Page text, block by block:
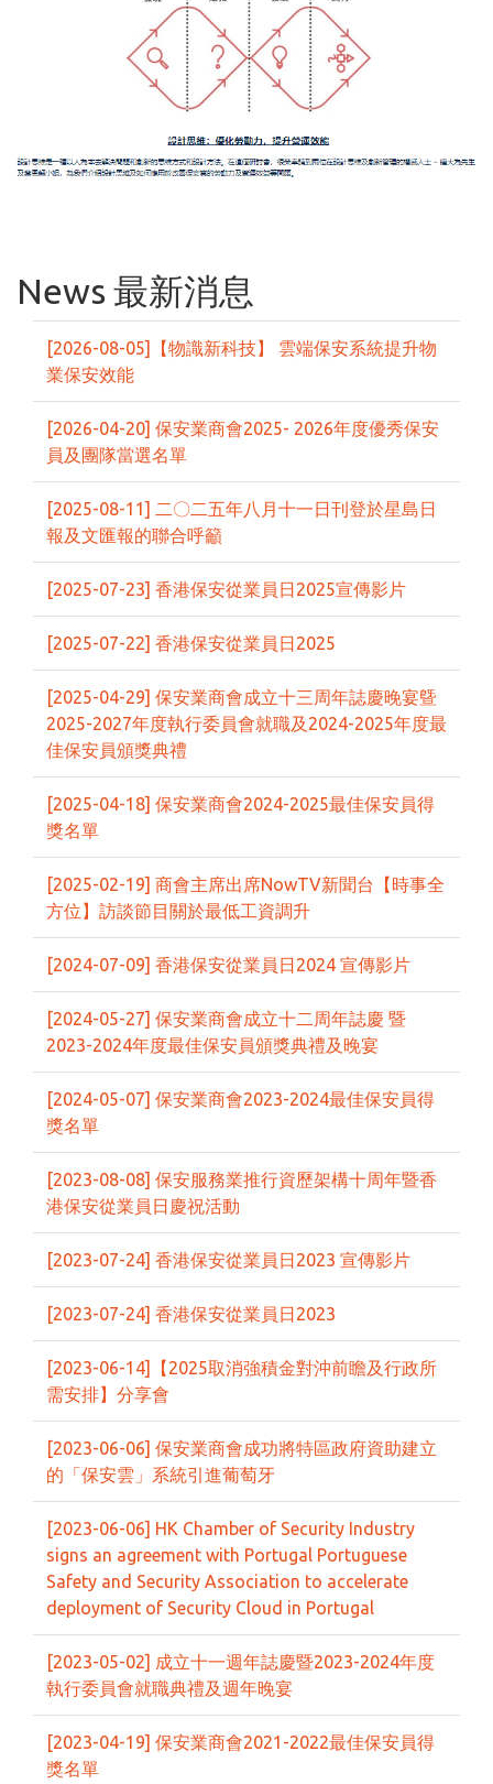
News 最新消息
[2026-08-05]【物識新科技】 雲端保安系統提升物
業保安效能
[2026-04-20] 保安業商會2025- 2026年度優秀保安
員及團隊當選名單
[2025-08-11] 二〇二五年八月十一日刊登於星島日
報及文匯報的聯合呼籲
[2025-07-23] 香港保安從業員日2025宣傳影片
[2025-07-22] 香港保安從業員日2025
[2025-04-29] 保安業商會成立十三周年誌慶晚宴曁
2025-2027年度執行委員會就職及2024-2025年度最
佳保安員頒獎典禮
[2025-04-18] 保安業商會2024-2025最佳保安員得
獎名單
[2025-02-19] 商會主席出席NowTV新聞台【時事全
方位】訪談節目關於最低工資調升
[2024-07-09] 香港保安從業員日2024 宣傳影片
[2024-05-27] 保安業商會成立十二周年誌慶 暨
2023-2024年度最佳保安員頒獎典禮及晚宴
[2024-05-07] 保安業商會2023-2024最佳保安員得
獎名單
[2023-08-08] 保安服務業推行資歷架構十周年暨香
港保安從業員日慶祝活動
[2023-07-24] 香港保安從業員日2023 宣傳影片
[2023-07-24] 香港保安從業員日2023
[2023-06-14]【2025取消強積金對沖前瞻及行政所
需安排】分享會
[2023-06-06] 保安業商會成功將特區政府資助建立
的「保安雲」系統引進葡萄牙
[2023-06-06] HK Chamber of Security Industry
signs an agreement with Portugal Portuguese
Safety and Security Association to accelerate
deployment of Security Cloud in Portugal
[2023-05-02] 成立十一週年誌慶暨2023-2024年度
執行委員會就職典禮及週年晚宴
[2023-04-19] 保安業商會2021-2022最佳保安員得
獎名單